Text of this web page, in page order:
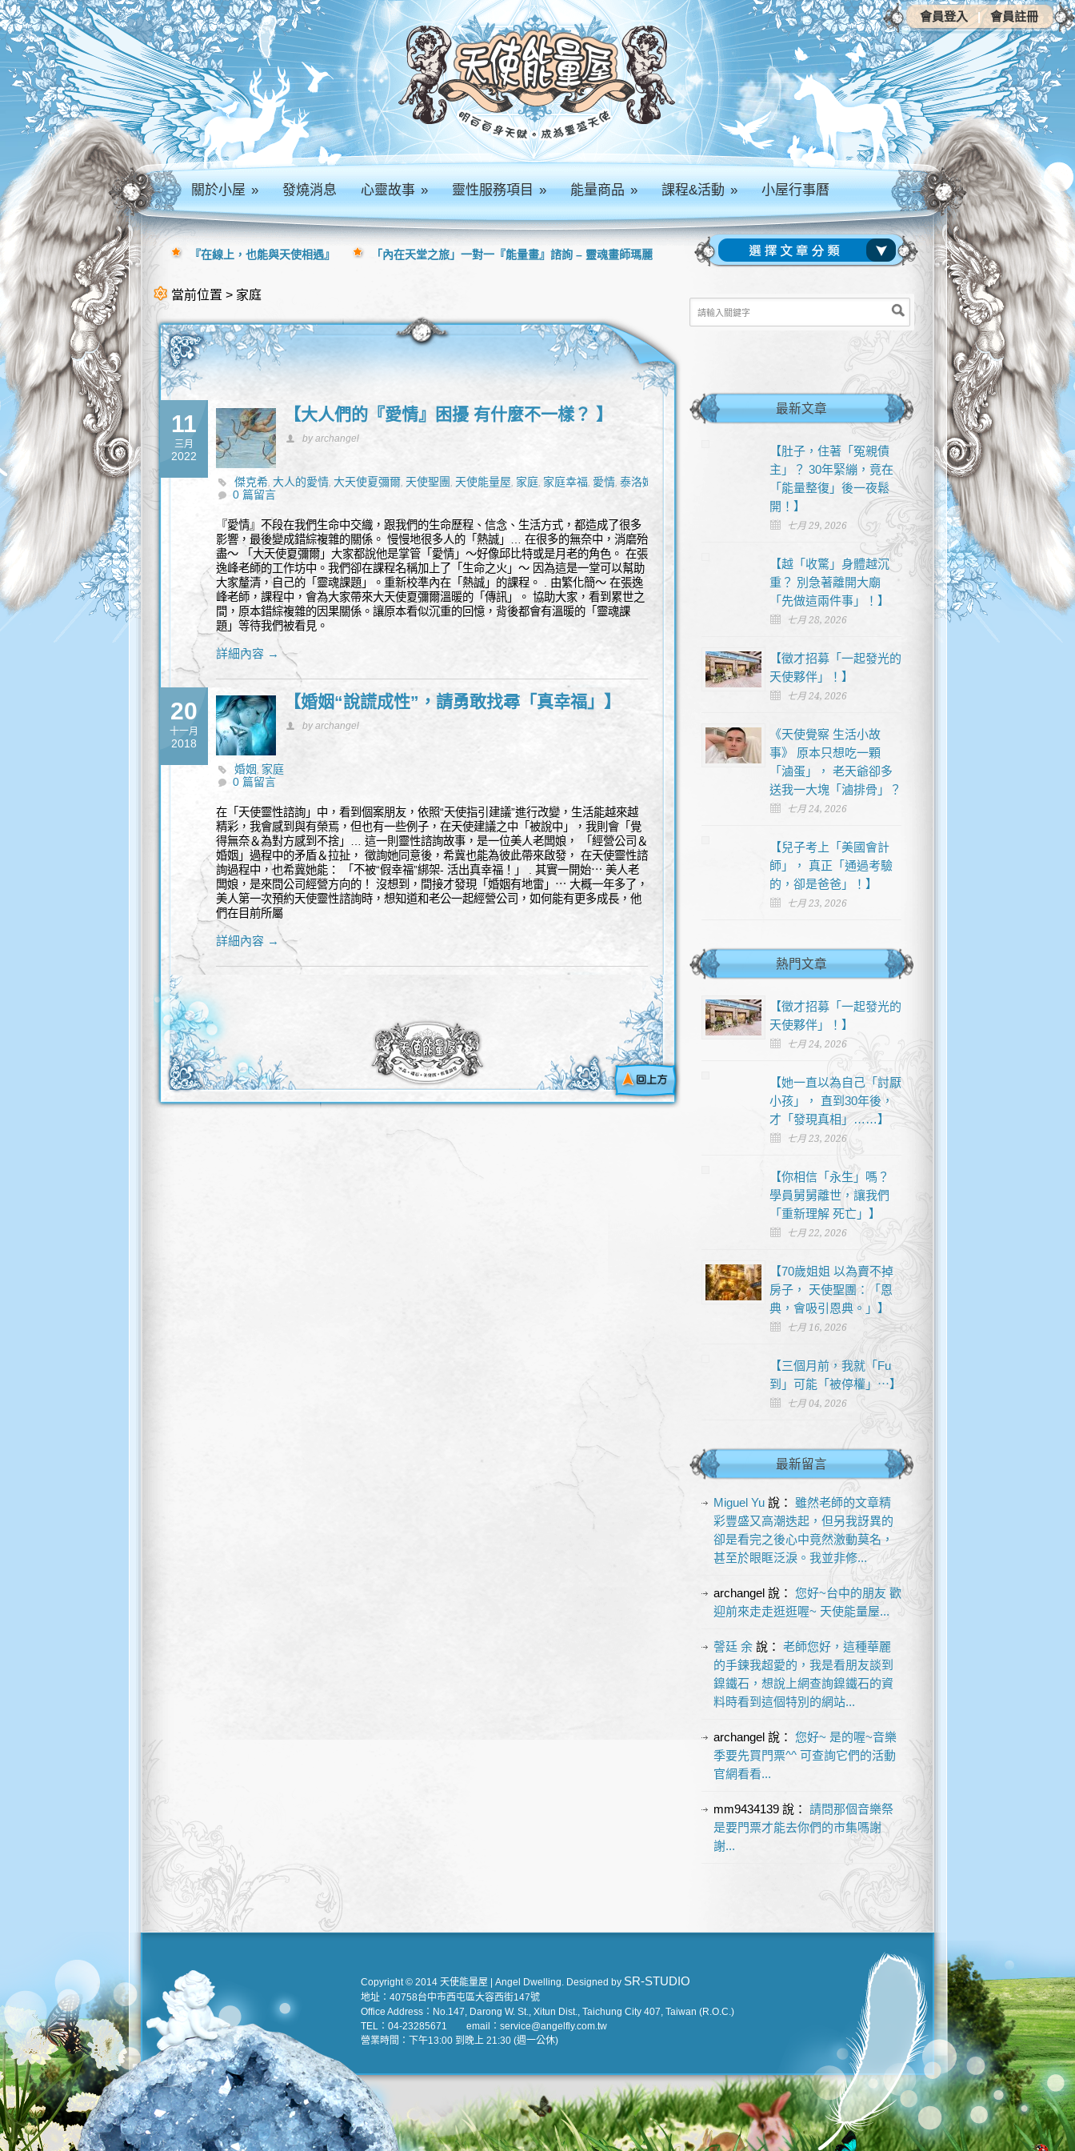
關於小屋» 發燒消息 心靈故事» 靈性服務項目» 能量商品» 課程&活動» 小屋行事曆
當前位置 > 家庭
11
三月
2022
【大人們的『愛情』困擾 有什麼不一樣？ 】
by archangel
傑克希, 大人的愛情, 大天使夏彌爾, 天使聖團, 天使能量屋, 家庭, 家庭幸福, 愛情, 泰洛姆
豐盛
0 篇留言
『愛情』不段在我們生命中交織，跟我們的生命歷程、信念、生活方式，都造成了很多
影響，最後變成錯綜複雜的關係。 慢慢地很多人的「熱誠」… 在很多的無奈中，消磨殆
盡～ 「大天使夏彌爾」大家都說他是掌管「愛情」～好像邱比特或是月老的角色。 在張
逸峰老師的工作坊中。我們卻在課程名稱加上了「生命之火」～ 因為這是一堂可以幫助
大家釐清，自己的「靈魂課題」。重新校準內在「熱誠」的課程。 . 由繁化簡～ 在張逸
峰老師，課程中，會為大家帶來大天使夏彌爾溫暖的「傳訊」。 協助大家，看到累世之
間，原本錯綜複雜的因果關係。讓原本看似沉重的回憶，背後都會有溫暖的「靈魂課
題」等待我們被看見。
詳細內容 →
20
十一月
2018
【婚姻“說謊成性”，請勇敢找尋「真幸福」】
by archangel
婚姻, 家庭
0 篇留言
在「天使靈性諮詢」中，看到個案朋友，依照“天使指引建議”進行改變，生活能越來越
精彩，我會感到與有榮焉，但也有一些例子，在天使建議之中「被說中」，我則會「覺
得無奈＆為對方感到不捨」… 這一則靈性諮詢故事，是一位美人老闆娘， 「經營公司＆
婚姻」過程中的矛盾＆拉扯， 徵詢她同意後，希冀也能為彼此帶來啟發， 在天使靈性諮
詢過程中，也希冀她能： 「不被“假幸福”綁架- 活出真幸福！」 . 其實一開始⋯ 美人老
闆娘，是來問公司經營方向的！ 沒想到，間接才發現「婚姻有地雷」⋯ 大概一年多了，
美人第一次預約天使靈性諮詢時，想知道和老公一起經營公司，如何能有更多成長，他
們在目前所屬
詳細內容 →
最新文章
【肚子，住著「冤親債
主」？ 30年緊繃，竟在
「能量整復」後一夜鬆
開！】
七月 29, 2026
【越「收驚」身體越沉
重？ 別急著離開大廟
「先做這兩件事」！】
七月 28, 2026
【徵才招募「一起發光的
天使夥伴」！】
七月 24, 2026
《天使覺察 生活小故
事》 原本只想吃一顆
「滷蛋」， 老天爺卻多
送我一大塊「滷排骨」？
七月 24, 2026
【兒子考上「美國會計
師」， 真正「通過考驗
的，卻是爸爸」！】
七月 23, 2026
熱門文章
【徵才招募「一起發光的
天使夥伴」！】
七月 24, 2026
【她一直以為自己「討厭
小孩」， 直到30年後，
才「發現真相」……】
七月 23, 2026
【你相信「永生」嗎？
學員舅舅離世，讓我們
「重新理解 死亡」】
七月 22, 2026
【70歲姐姐 以為賣不掉
房子， 天使聖團：「恩
典，會吸引恩典。」】
七月 16, 2026
【三個月前，我就「Fu
到」可能「被停權」⋯】
七月 04, 2026
最新留言
Miguel Yu說： 雖然老師的文章精
彩豐盛又高潮迭起，但另我訝異的
卻是看完之後心中竟然激動莫名，
甚至於眼眶泛淚。我並非修...
archangel說： 您好~台中的朋友 歡
迎前來走走逛逛喔~ 天使能量屋...
謦廷 余說： 老師您好，這種華麗
的手鍊我超愛的，我是看朋友談到
鎳鐵石，想說上網查詢鎳鐵石的資
料時看到這個特別的網站...
archangel說： 您好~ 是的喔~音樂
季要先買門票^^ 可查詢它們的活動
官網看看...
mm9434139說： 請問那個音樂祭
是要門票才能去你們的市集嗎謝
謝...
『在線上，也能與天使相遇』 「內在天堂之旅」一對一『能量畫』諮詢 – 靈魂畫師瑪麗
Copyright © 2014 天使能量屋 | Angel Dwelling. Designed by SR-STUDIO
地址：40758台中市西屯區大容西街147號
Office Address：No.147, Darong W. St., Xitun Dist., Taichung City 407, Taiwan (R.O.C.)
TEL：04-23285671 email：service@angelfly.com.tw
營業時間：下午13:00 到晚上 21:30 (週一公休)
會員登入 | 會員註冊